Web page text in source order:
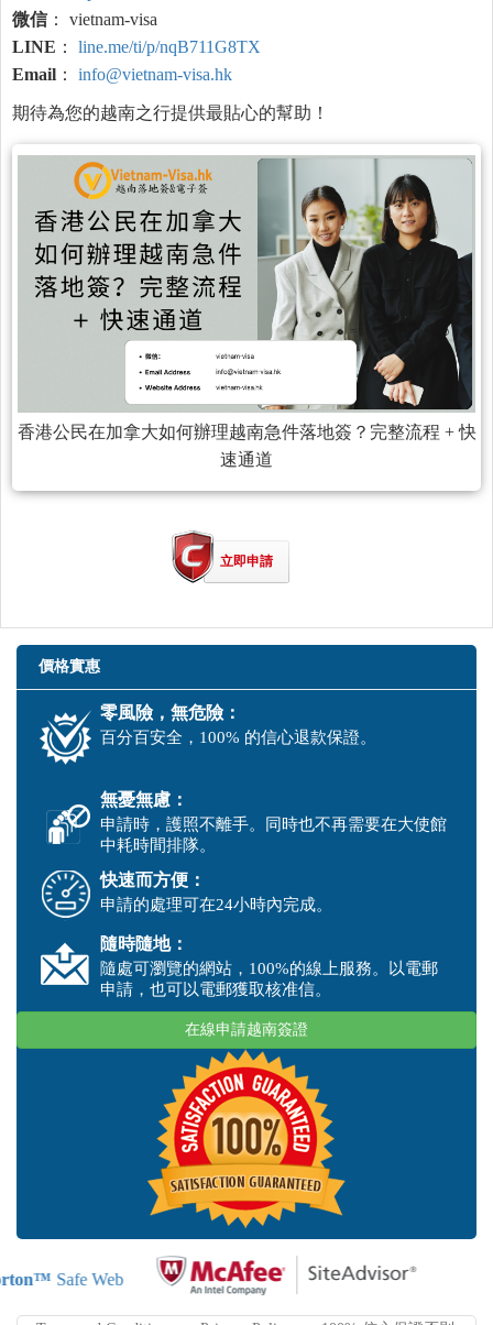
微信： vietnam-visa
LINE ： line.me/ti/p/nqB711G8TX
Email ： info@vietnam-visa.hk
期待為您的越南之行提供最貼心的幫助！
香港公民在加拿大如何辦理越南急件落地簽？完整流程 + 快
速通道
立即申請
價格實惠
零風險，無危險：
百分百安全，100% 的信心退款保證。
無憂無慮：
申請時，護照不離手。同時也不再需要在大使館
中耗時間排隊。
快速而方便：
申請的處理可在24小時內完成。
隨時隨地：
隨處可瀏覽的網站，100%的線上服務。以電郵
申請，也可以電郵獲取核准信。
在線申請越南簽證
Safe Web